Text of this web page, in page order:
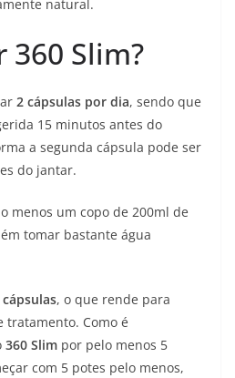
natural.
360 Slim?
2 cápsulas por dia, sendo que
15 minutos antes do
a segunda cápsula pode ser
do jantar.
menos um copo de 200ml de
tomar bastante água
cápsulas, o que rende para
tratamento. Como é
360 Slim por pelo menos 5
com 5 potes pelo menos,